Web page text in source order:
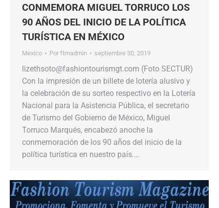
CONMEMORA MIGUEL TORRUCO LOS
90 AÑOS DEL INICIO DE LA POLÍTICA
TURÍSTICA EN MÉXICO
Mexico Por ftmadmin septiembre 30, 2019
lizethsoto@fashiontourismgt.com (Foto SECTUR)
Con la impresión de un billete de lotería alusivo y
la celebración de su sorteo respectivo en la Lotería
Nacional para la Asistencia Pública, el secretario
de Turismo del Gobierno de México, Miguel
Torruco Marqués, encabezó anoche la
conmemoración de los 90 años del inicio de la
política turística en nuestro país.…